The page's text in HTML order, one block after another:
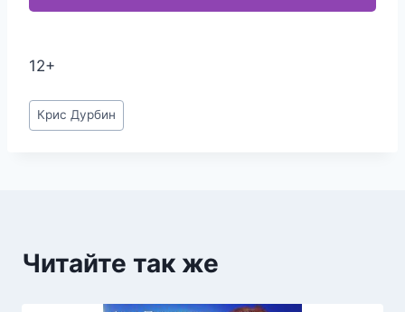
12+
Метки
записи:
Крис Дурбин
Читайте так же